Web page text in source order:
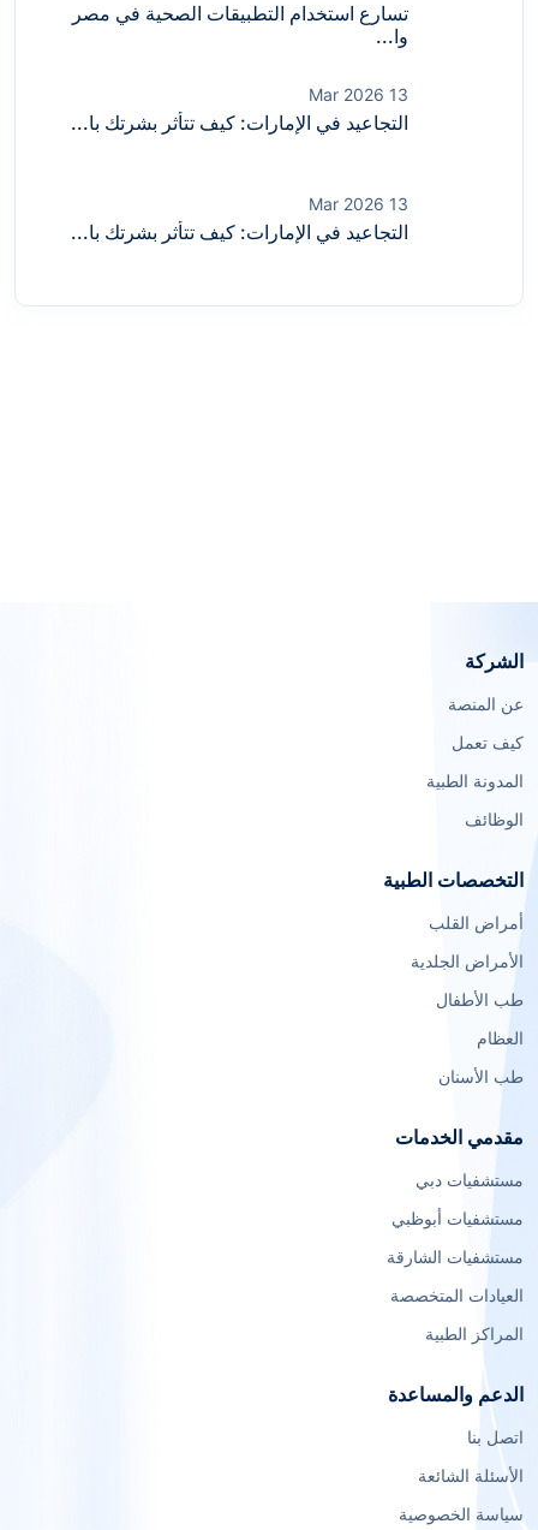
تسارع استخدام التطبيقات الصحية في مصر
وا...
13 Mar 2026
التجاعيد في الإمارات: كيف تتأثر بشرتك با...
13 Mar 2026
التجاعيد في الإمارات: كيف تتأثر بشرتك با...
الشركة
عن المنصة
كيف تعمل
المدونة الطبية
الوظائف
التخصصات الطبية
أمراض القلب
الأمراض الجلدية
طب الأطفال
العظام
طب الأسنان
مقدمي الخدمات
مستشفيات دبي
مستشفيات أبوظبي
مستشفيات الشارقة
العيادات المتخصصة
المراكز الطبية
الدعم والمساعدة
اتصل بنا
الأسئلة الشائعة
سياسة الخصوصية